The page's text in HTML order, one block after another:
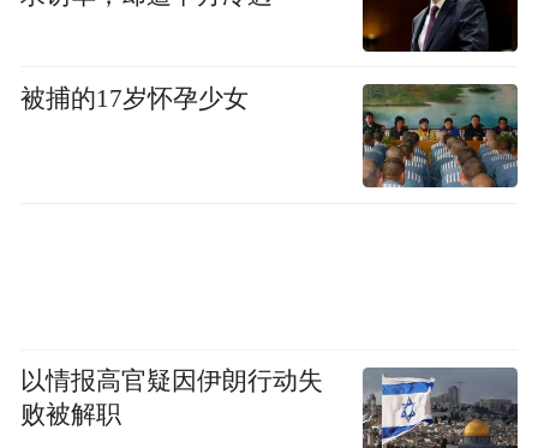
控标准，数据由国家心血管病中心临床试验
行，确保结果客观中立。
国际同行对该研究评价为："既往纳豆与红曲
对于明确纳豆红曲及其与他汀联用在轻中度
血脂异常患者中降低LDL-C水平的作用提供
被捕的17岁怀孕少女
以情报高官疑因伊朗行动失
败被解职